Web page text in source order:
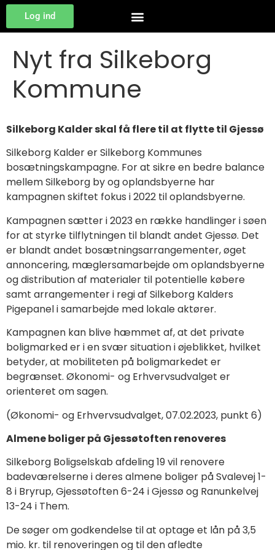
Log ind
Nyt fra Silkeborg
Kommune
Silkeborg Kalder skal få flere til at flytte til Gjessø
Silkeborg Kalder er Silkeborg Kommunes
bosætningskampagne. For at sikre en bedre balance
mellem Silkeborg by og oplandsbyerne har
kampagnen skiftet fokus i 2022 til oplandsbyerne.
Kampagnen sætter i 2023 en række handlinger i søen
for at styrke tilflytningen til blandt andet Gjessø. Det
er blandt andet bosætningsarrangementer, øget
annoncering, mæglersamarbejde om oplandsbyerne
og distribution af materialer til potentielle købere
samt arrangementer i regi af Silkeborg Kalders
Pigepanel i samarbejde med lokale aktører.
Kampagnen kan blive hæmmet af, at det private
boligmarked er i en svær situation i øjeblikket, hvilket
betyder, at mobiliteten på boligmarkedet er
begrænset. Økonomi- og Erhvervsudvalget er
orienteret om sagen.
(Økonomi- og Erhvervsudvalget, 07.02.2023, punkt 6)
Almene boliger på Gjessøtoften renoveres
Silkeborg Boligselskab afdeling 19 vil renovere
badeværelserne i deres almene boliger på Svalevej 1-
8 i Bryrup, Gjessøtoften 6-24 i Gjessø og Ranunkelvej
13-24 i Them.
De søger om godkendelse til at optage et lån på 3,5
mio. kr. til renoveringen og til den afledte